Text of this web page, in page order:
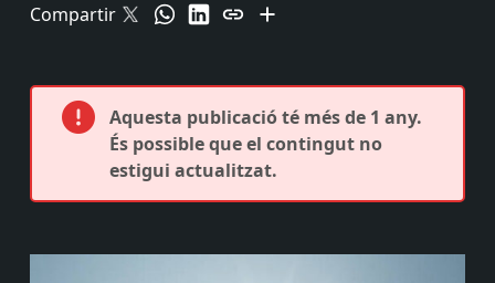
Compartir
Aquesta publicació té més de 1 any.
És possible que el contingut no
estigui actualitzat.